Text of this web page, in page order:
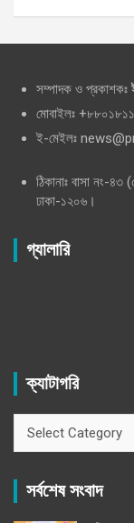
সম্পাদক ও প্রকাশকঃ
মোবাইলঃ
ই-মেইলঃ
ঠিকানাঃ বাসা নং-৪৩
ঢাকা-১২০৬।
গ্যালারি
ক্যাটাগরি
সর্বশেষ সংবাদ